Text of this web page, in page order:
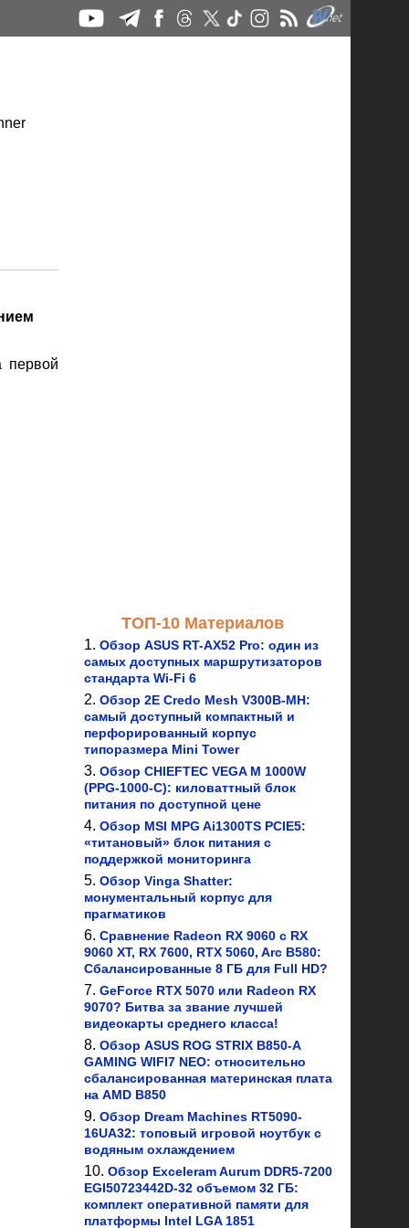
первой
ТОП-10 Материалов
Обзор ASUS RT-AX52 Pro: один из
самых доступных маршрутизаторов
стандарта Wi-Fi 6
Обзор 2E Credo Mesh V300B-MH:
самый доступный компактный и
перфорированный корпус
типоразмера Mini Tower
Обзор CHIEFTEC VEGA M 1000W
(PPG-1000-C): киловаттный блок
питания по доступной цене
Обзор MSI MPG Ai1300TS PCIE5:
«титановый» блок питания с
поддержкой мониторинга
Обзор Vinga Shatter:
монументальный корпус для
прагматиков
Сравнение Radeon RX 9060 с RX
9060 XT, RX 7600, RTX 5060, Arc B580:
Сбалансированные 8 ГБ для Full HD?
GeForce RTX 5070 или Radeon RX
9070? Битва за звание лучшей
видеокарты среднего класса!
Обзор ASUS ROG STRIX B850-A
GAMING WIFI7 NEO: относительно
сбалансированная материнская плата
на AMD B850
Обзор Dream Machines RT5090-
16UA32: топовый игровой ноутбук с
водяным охлаждением
Обзор Exceleram Aurum DDR5-7200
EGI50723442D-32 объемом 32 ГБ:
комплект оперативной памяти для
платформы Intel LGA 1851